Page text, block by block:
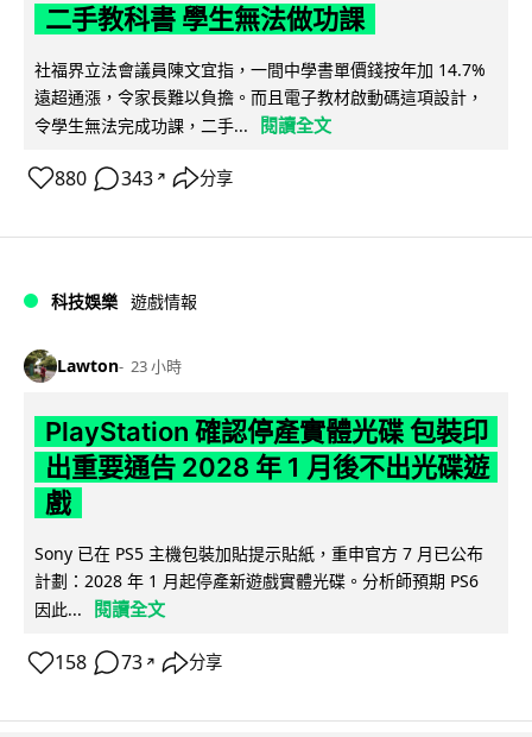
二手教科書 學生無法做功課
社福界立法會議員陳文宜指，一間中學書單價錢按年加 14.7%
遠超通漲，令家長難以負擔。而且電子教材啟動碼這項設計，
令學生無法完成功課，二手...
閱讀全文
880 343 ↗ 分享
科技娛樂 遊戲情報
Lawton 23 小時
PlayStation 確認停產實體光碟 包裝印
出重要通告 2028 年 1 月後不出光碟遊
戲
Sony 已在 PS5 主機包裝加貼提示貼紙，重申官方 7 月已公布
計劃：2028 年 1 月起停產新遊戲實體光碟。分析師預期 PS6
因此...
閱讀全文
158 73 ↗ 分享